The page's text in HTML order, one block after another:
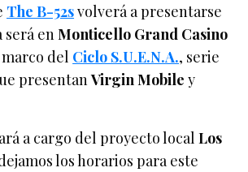
The B-52svolverá a presentarse
será enMonticello Grand Casino
del Ciclo S.U.E.N.A., serie
presentanVirgin Mobile y
a cargo del proyecto localLos
los horarios para este